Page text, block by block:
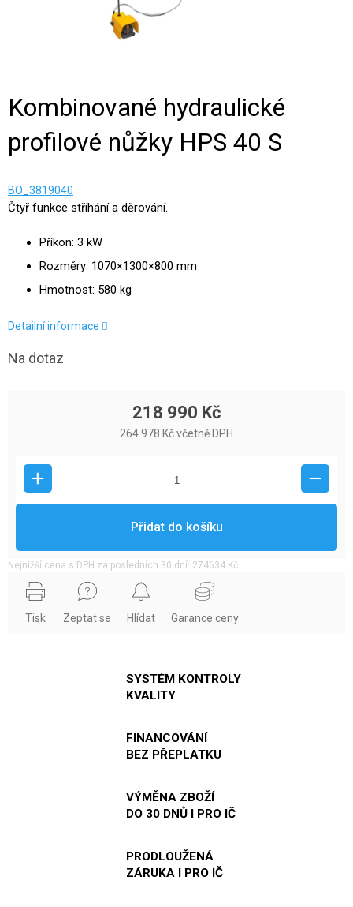
Kombinované hydraulické
profilové nůžky HPS 40 S
BO_3819040
Čtyř funkce stříhání a děrování.
Příkon: 3 kW
Rozměry: 1070×1300×800 mm
Hmotnost: 580 kg
Detailní informace
Na dotaz
218 990 Kč
264 978 Kč včetně DPH
Přidat do košíku
Nejnižší cena s DPH za posledních 30 dní: 274634 Kč
Tisk Zeptat se Hlídat Garance ceny
SYSTÉM KONTROLY
KVALITY
FINANCOVÁNÍ
BEZ PŘEPLATKU
VÝMĚNA ZBOŽÍ
DO 30 DNŮ I PRO IČ
PRODLOUŽENÁ
ZÁRUKA I PRO IČ